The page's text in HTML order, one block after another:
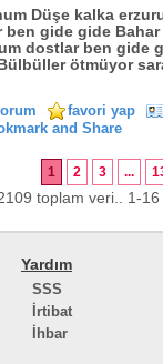
Düşe kalka
ben gide gide
dostlar ben gide
ötmüyor
favori yap
1 2 3 ...
toplam veri.. 1-
Yardım
SSS
İrtibat
İhbar